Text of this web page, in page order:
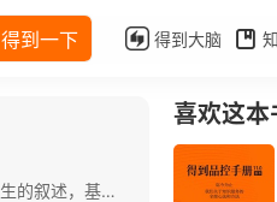
得到一下 得到大脑
商人与商贸活动，是形塑现代社会的重要力量之一。然而，既往的关于现代社会如何诞生的叙述，基本是以“政治发展史就是民主进步史”为解释框架的。 本书则突破既往叙事体系，创造了“零增长秩序”和“正增长秩序”这一对范畴，用以描述农耕文明和商贸文明，并且以这一对范畴透视世界几千年的文明史，指出王图霸业、千古英雄都不过是暴力游戏的反复，人类步入现代社会，端赖商贸带来“正增长秩序”。 本书认为，是商贸活动创造和蕴含的“正增长秩序”，改变了我们的生活，改变了历史的走向，也改变了人类的命运。 为此，本书纵贯3000年，以商贸集团与暴力集团的互相斗争、制约与利用为主线，重述了从腓尼基人出现到迦太基崛起，从罗马的崩溃到威尼斯的繁荣，从汉萨同盟到粟特商人，从热那亚商人远赴伊比利亚半岛，到荷兰商人对抗西班牙帝国，再到威廉三世渡海使得荷兰商贸秩序与英国国家力量结盟，这一波澜壮阔的捍卫正增长秩序的大历史，从而勾勒出现代文明中基础原则的奠基过程。
喜欢这本